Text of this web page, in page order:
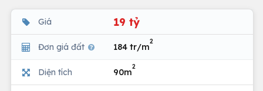
Giá 19 tỷ
Đơn giá đất 184 tr/m
2
Diện tích 90m
2